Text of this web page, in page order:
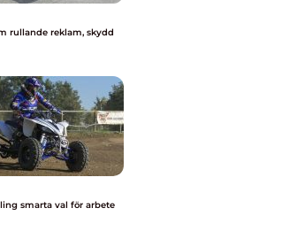
rullande reklam, skydd
arbete